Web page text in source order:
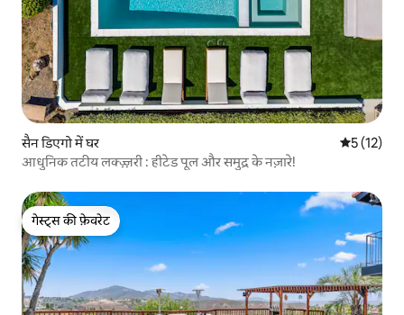
सैन डिएगो में घर औसत रेटिंग
5 (12)
आधुनिक तटीय लक्ज़्ज़री : हीटेड पूल और समुद्र के नज़ारे!
गेस्ट्स की फ़ेवरेट
गेस्ट्स की फ़ेवरेट